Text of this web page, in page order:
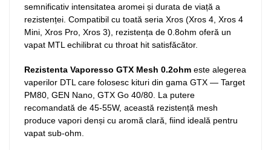
semnificativ intensitatea aromei și durata de viață a
rezistenței. Compatibil cu toată seria Xros (Xros 4, Xros 4
Mini, Xros Pro, Xros 3), rezistența de 0.8ohm oferă un
vapat MTL echilibrat cu throat hit satisfăcător.
Rezistenta Vaporesso GTX Mesh 0.2ohm este alegerea
vaperilor DTL care folosesc kituri din gama GTX — Target
PM80, GEN Nano, GTX Go 40/80. La putere
recomandată de 45-55W, această rezistență mesh
produce vapori denși cu aromă clară, fiind ideală pentru
vapat sub-ohm.